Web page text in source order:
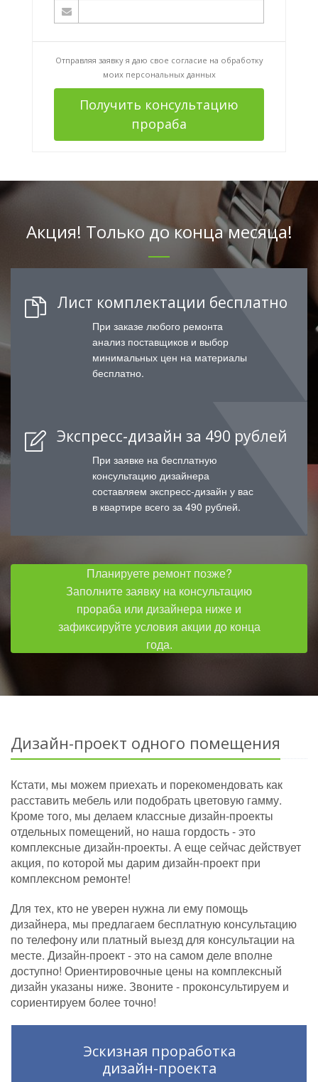
Отправляя заявку я даю свое согласие на обработку
моих персональных данных
Получить консультацию
прораба
Акция! Только до конца месяца!
Лист комплектации бесплатно
При заказе любого ремонта
анализ поставщиков и выбор
минимальных цен на материалы
бесплатно.
Экспресс-дизайн за 490 рублей
При заявке на бесплатную
консультацию дизайнера
составляем экспресс-дизайн у вас
в квартире всего за 490 рублей.
Планируете ремонт позже?
Заполните заявку на консультацию
прораба или дизайнера ниже и
зафиксируйте условия акции до конца
года.
Дизайн-проект одного помещения
Кстати, мы можем приехать и порекомендовать как
расставить мебель или подобрать цветовую гамму.
Кроме того, мы делаем классные дизайн-проекты
отдельных помещений, но наша гордость - это
комплексные дизайн-проекты. А еще сейчас действует
акция, по которой мы дарим дизайн-проект при
комплексном ремонте!
Для тех, кто не уверен нужна ли ему помощь
дизайнера, мы предлагаем бесплатную консультацию
по телефону или платный выезд для консультации на
месте. Дизайн-проект - это на самом деле вполне
доступно! Ориентировочные цены на комплексный
дизайн указаны ниже. Звоните - проконсультируем и
сориентируем более точно!
Эскизная проработка
дизайн-проекта